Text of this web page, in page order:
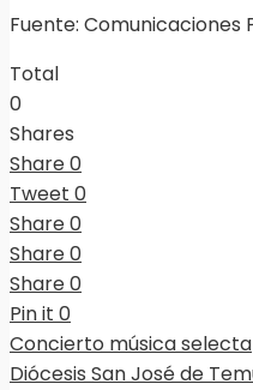
Fuente: Comunicaciones
Total
0
Shares
Share0
Tweet 0
Share0
Share0
Share0
Pin it 0
Concierto música selecta
Diócesis San José de